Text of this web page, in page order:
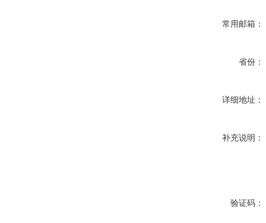
常用邮箱：
省份：
详细地址：
补充说明：
验证码：